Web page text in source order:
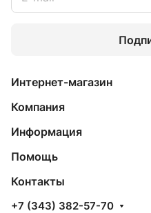
Интернет-магазин
Компания
Информация
Помощь
Контакты
+7 (343) 382-57-70